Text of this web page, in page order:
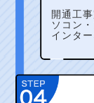
開通工
ソコン
インタ